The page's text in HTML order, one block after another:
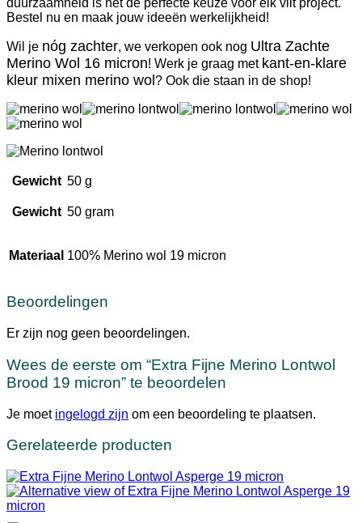
Bestel nu en maak jouw ideeën werkelijkheid!
Wil je nóg zachter, we verkopen ook nog Ultra Zachte
Merino Wol 16 micron! Werk je graag met kant-en-klare
kleur mixen merino wol? Ook die staan in de shop!
Gewicht 50 g
Gewicht 50 gram
Materiaal 100% Merino wol 19 micron
Beoordelingen
Er zijn nog geen beoordelingen.
Wees de eerste om “Extra Fijne Merino Lontwol
Brood 19 micron” te beoordelen
Je moet ingelogd zijn om een beoordeling te plaatsen.
Gerelateerde producten